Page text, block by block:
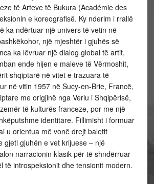
të Arteve të Bukura (Académie des
e koreografisë. Ky nderim i rrallë
ka ndërtuar një univers të vetin në
një mjeshtër i gjuhës së
ka lëvruar një dialog global të artit,
ende hijen e maleve të Vërmoshit,
shqiptarë në vitet e trazuara të
në vitin 1957 në Sucy-en-Brie, Francë,
me origjinë nga Veriu i Shqipërisë,
të kulturës franceze, por me një
identitare. Fillimisht i formuar
u orientua më vonë drejt baletit
gjeti gjuhën e vet krijuese – një
narracionin klasik për të shndërruar
të introspeksionit dhe tensionit modern.